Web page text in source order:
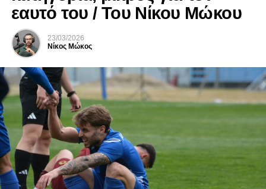
εαυτό του / Του Νίκου Μώκου
23/03/2026
Νίκος Μώκος